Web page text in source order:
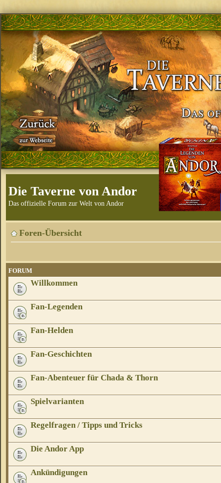
Die Taverne von Andor
Das offizielle Forum zur Welt von Andor
Foren-Übersicht
FORUM
Willkommen
Fan-Legenden
Fan-Helden
Fan-Geschichten
Fan-Abenteuer für Chada & Thorn
Spielvarianten
Regelfragen / Tipps und Tricks
Die Andor App
Ankündigungen